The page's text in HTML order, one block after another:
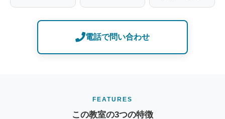
電話で問い合わせ
FEATURES
この教室の3つの特徴